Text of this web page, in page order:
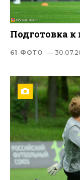
Подготовка к
61 ФОТО —